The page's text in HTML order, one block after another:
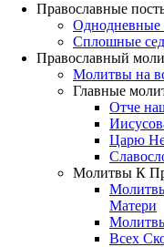
Православные
Однодневные
Сплошные
Православный
Молитвы на
Главные
Отче
Царю
Молитвы К
Матери
Всех